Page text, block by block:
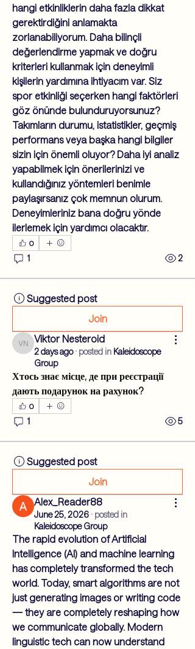
hangi etkinliklerin daha fazla dikkat
gerektirdiğini anlamakta
zorlanabiliyorum. Daha bilinçli
değerlendirme yapmak ve doğru
kriterleri kullanmak için deneyimli
kişilerin yardımına ihtiyacım var. Siz
spor etkinliği seçerken hangi faktörleri
göz önünde bulunduruyorsunuz?
Takımların durumu, istatistikler, geçmiş
performans veya başka hangi bilgiler
sizin için önemli oluyor? Daha iyi analiz
yapabilmek için önerilerinizi ve
kullandığınız yöntemleri benimle
paylaşırsanız çok memnun olurum.
Deneyimleriniz bana doğru yönde
ilerlemek için yardımcı olacaktır.
0
1 2
Suggested post
Join
Viktor Nesteroid
Viktor Nesteroid
2 days ago· posted in Kaleidoscope
Group
Хтось знає місце, де при реєстрації
дають подарунок на рахунок?
0
1 5
Suggested post
Join
Alex_Reader88
June 25, 2026 · posted in
Kaleidoscope Group
The rapid evolution of Artificial
Intelligence (AI) and machine learning
has completely transformed the tech
world. Today, smart algorithms are not
just generating images or writing code
— they are completely reshaping how
we communicate globally. Modern
linguistic tech can now understand